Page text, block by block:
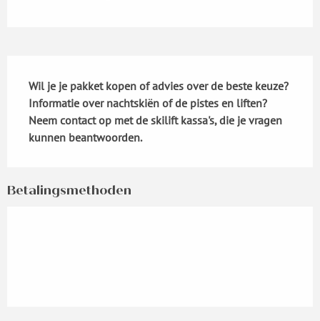
Wil je je pakket kopen of advies over de beste keuze?
Informatie over nachtskiën of de pistes en liften?
Neem contact op met de skilift kassa's, die je vragen
kunnen beantwoorden.
Betalingsmethoden